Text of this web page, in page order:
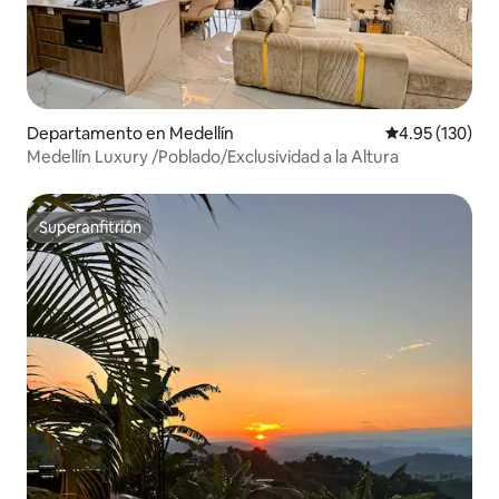
Departamento en Medellín Calificación
4.95 (130)
Medellín Luxury /Poblado/Exclusividad a la Altura
Superanfitrión
Superanfitrión